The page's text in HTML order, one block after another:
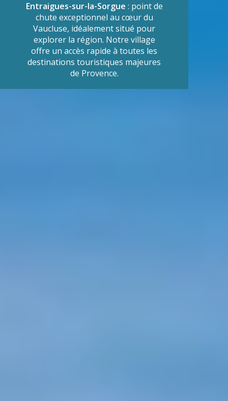
Entraigues-sur-la-Sorgue : point de
chute exceptionnel au cœur du
Vaucluse, idéalement situé pour
explorer la région. Notre village
offre un accès rapide à toutes les
destinations touristiques majeures
de Provence.